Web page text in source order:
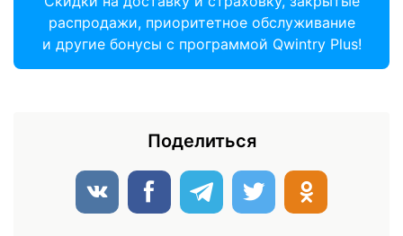
распродажи, приоритетное обслуживание
и другие бонусы с программой Qwintry Plus!
Поделиться